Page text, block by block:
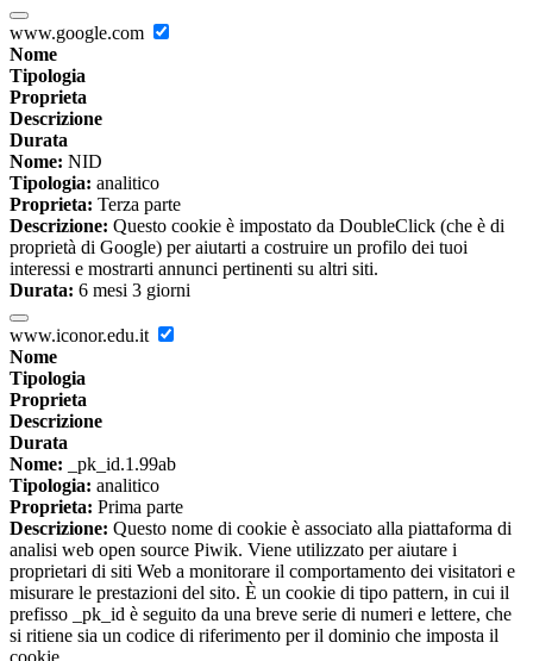
www.google.com
Nome
Tipologia
Proprieta
Descrizione
Durata
Nome: NID
Tipologia: analitico
Proprieta: Terza parte
Descrizione: Questo cookie è impostato da DoubleClick (che è di
proprietà di Google) per aiutarti a costruire un profilo dei tuoi
interessi e mostrarti annunci pertinenti su altri siti.
Durata: 6 mesi 3 giorni
www.iconor.edu.it
Nome
Tipologia
Proprieta
Descrizione
Durata
Nome: _pk_id.1.99ab
Tipologia: analitico
Proprieta: Prima parte
Descrizione: Questo nome di cookie è associato alla piattaforma di
analisi web open source Piwik. Viene utilizzato per aiutare i
proprietari di siti Web a monitorare il comportamento dei visitatori e
misurare le prestazioni del sito. È un cookie di tipo pattern, in cui il
prefisso _pk_id è seguito da una breve serie di numeri e lettere, che
si ritiene sia un codice di riferimento per il dominio che imposta il
cookie.